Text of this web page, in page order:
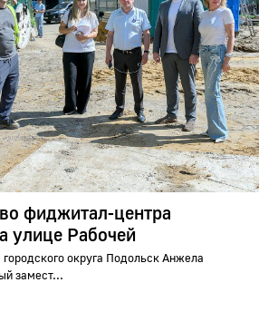
фиджитал-центра
улице Рабочей
округа Подольск Анжела
замест...